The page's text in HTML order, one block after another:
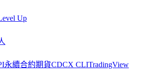
Up
永續合約期貨CDCX CLITradingView